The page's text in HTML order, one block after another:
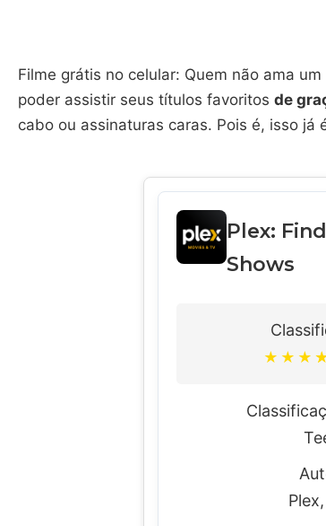
Filme grátis no celular: Quem não ama
poder assistir seus títulos favoritos de
cabo ou assinaturas caras. Pois é, isso já
Plex:
Shows
★ ★ ★